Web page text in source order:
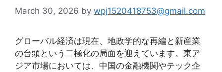
March 30, 2026 by wpj1520418753@gmail.com
グローバル経済は現在、地政学的な再編と新産業
の台頭という二極化の局面を迎えています。東ア
ジア市場においては、中国の金融機関やテック企